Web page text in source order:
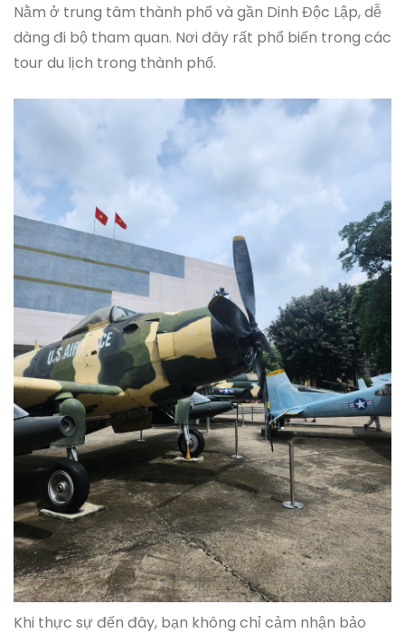
Nằm ở trung tâm thành phố và gần Dinh Độc Lập, dễ
dàng đi bộ tham quan. Nơi đây rất phổ biến trong các
tour du lịch trong thành phố.
Khi thực sự đến đây, bạn không chỉ cảm nhận bảo